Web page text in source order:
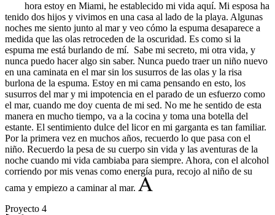
hora estoy en Miami, he establecido mi vida aquí. Mi esposa ha
tenido dos hijos y vivimos en una casa al lado de la playa. Algunas
noches me siento junto al mar y veo cómo la espuma desaparece a
medida que las olas retroceden de la oscuridad. Es como si la
espuma me está burlando de mí. Sabe mi secreto, mi otra vida, y
nunca puedo hacer algo sin saber. Nunca puedo traer un niño nuevo
en una caminata en el mar sin los susurros de las olas y la risa
burlona de la espuma. Estoy en mi cama pensando en esto, los
susurros del mar y mi impotencia en el parado de un esfuerzo como
el mar, cuando me doy cuenta de mi sed. No me he sentido de esta
manera en mucho tiempo, va a la cocina y toma una botella del
estante. El sentimiento dulce del licor en mi garganta es tan familiar.
Por la primera vez en muchos años, recuerdo lo que pasa con el
niño. Recuerdo la pesa de su cuerpo sin vida y las aventuras de la
noche cuando mi vida cambiaba para siempre. Ahora, con el alcohol
corriendo por mis venas como energía pura, recojo al niño de su
cama y empiezo a caminar al mar.
Proyecto 4